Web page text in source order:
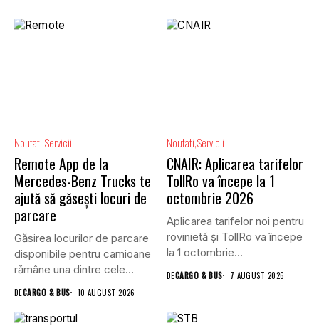
Noutati Servicii
Remote App de la
Mercedes-Benz Trucks te
ajută să găsești locuri de
parcare
Găsirea locurilor de parcare
disponibile pentru camioane
rămâne una dintre cele
DECARGO & BUS 10 AUGUST 2026
Noutati Servicii
CNAIR: Aplicarea tarifelor
TollRo va începe la 1
octombrie 2026
Aplicarea tarifelor noi pentru
rovinietă și TollRo va începe
la 1 octombrie...
DECARGO & BUS 7 AUGUST 2026